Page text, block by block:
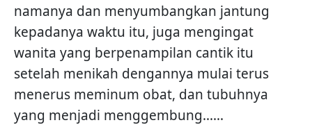
namanya dan menyumbangkan jantung
kepadanya waktu itu, juga mengingat
wanita yang berpenampilan cantik itu
setelah menikah dengannya mulai terus
menerus meminum obat, dan tubuhnya
yang menjadi menggembung......